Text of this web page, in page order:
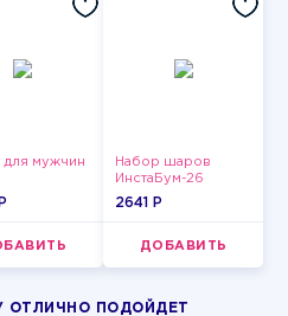
для мужчин
Набор шаров
ИнстаБум-26
2641 P
ДОБАВИТЬ
ОТЛИЧНО ПОДОЙДЕТ